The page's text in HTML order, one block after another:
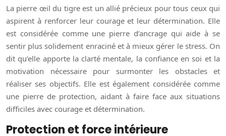
La pierre œil du tigre est un allié précieux pour tous ceux qui
aspirent à renforcer leur courage et leur détermination. Elle
est considérée comme une pierre d’ancrage qui aide à se
sentir plus solidement enraciné et à mieux gérer le stress. On
dit qu’elle apporte la clarté mentale, la confiance en soi et la
motivation nécessaire pour surmonter les obstacles et
réaliser ses objectifs. Elle est également considérée comme
une pierre de protection, aidant à faire face aux situations
difficiles avec courage et détermination.
Protection et force intérieure